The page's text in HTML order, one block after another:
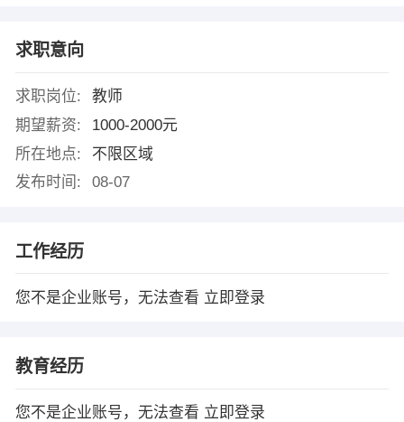
求职意向
求职岗位:
教师
期望薪资:
1000-2000元
所在地点:
不限区域
发布时间:
08-07
工作经历
您不是企业账号，无法查看 立即登录
教育经历
您不是企业账号，无法查看 立即登录